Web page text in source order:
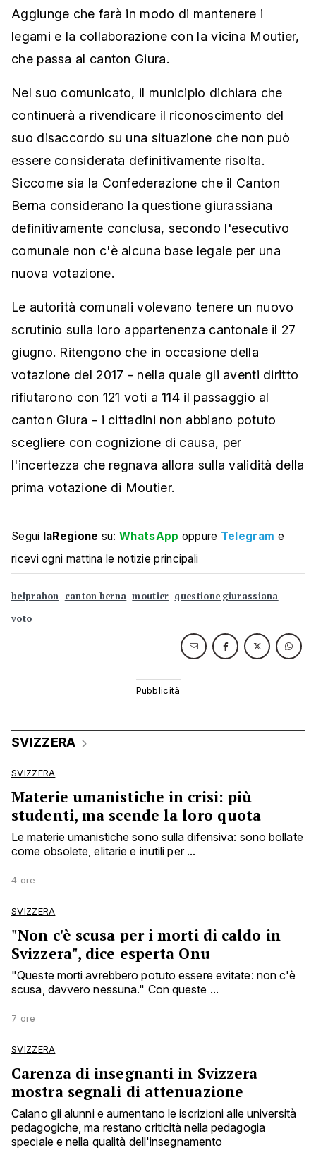
Aggiunge che farà in modo di mantenere i
legami e la collaborazione con la vicina Moutier,
che passa al canton Giura.
Nel suo comunicato, il municipio dichiara che
continuerà a rivendicare il riconoscimento del
suo disaccordo su una situazione che non può
essere considerata definitivamente risolta.
Siccome sia la Confederazione che il Canton
Berna considerano la questione giurassiana
definitivamente conclusa, secondo l'esecutivo
comunale non c'è alcuna base legale per una
nuova votazione.
Le autorità comunali volevano tenere un nuovo
scrutinio sulla loro appartenenza cantonale il 27
giugno. Ritengono che in occasione della
votazione del 2017 - nella quale gli aventi diritto
rifiutarono con 121 voti a 114 il passaggio al
canton Giura - i cittadini non abbiano potuto
scegliere con cognizione di causa, per
l'incertezza che regnava allora sulla validità della
prima votazione di Moutier.
Segui laRegione su:WhatsApp oppure Telegram e
ricevi ogni mattina le notizie principali
belprahon canton berna moutier questione giurassiana
voto
SVIZZERA
SVIZZERA
Materie umanistiche in crisi: più
studenti, ma scende la loro quota
Le materie umanistiche sono sulla difensiva: sono bollate
come obsolete, elitarie e inutili per ...
4 ore
SVIZZERA
"Non c'è scusa per i morti di caldo in
Svizzera", dice esperta Onu
"Queste morti avrebbero potuto essere evitate: non c'è
scusa, davvero nessuna." Con queste ...
7 ore
SVIZZERA
Carenza di insegnanti in Svizzera
mostra segnali di attenuazione
Calano gli alunni e aumentano le iscrizioni alle università
pedagogiche, ma restano criticità nella pedagogia
speciale e nella qualità dell'insegnamento